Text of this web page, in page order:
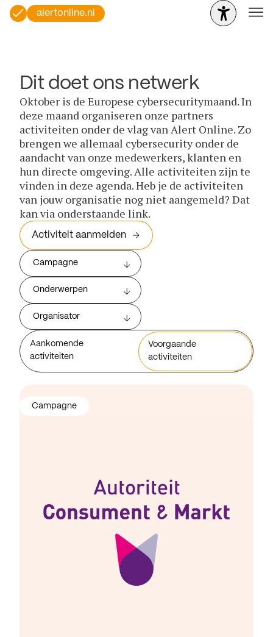
alertonline.nl
Dit doet ons netwerk
Oktober is de Europese cybersecuritymaand. In
deze maand organiseren onze partners
activiteiten onder de vlag van Alert Online. Zo
brengen we allemaal cybersecurity onder de
aandacht van onze medewerkers, klanten en
hun directe omgeving. Alle activiteiten zijn te
vinden in deze agenda. Heb je de activiteiten
van jouw organisatie nog niet aangemeld? Dat
kan via onderstaande link.
Activiteit aanmelden
Campagne
Onderwerpen
Organisator
Aankomende
activiteiten
Voorgaande
activiteiten
Campagne